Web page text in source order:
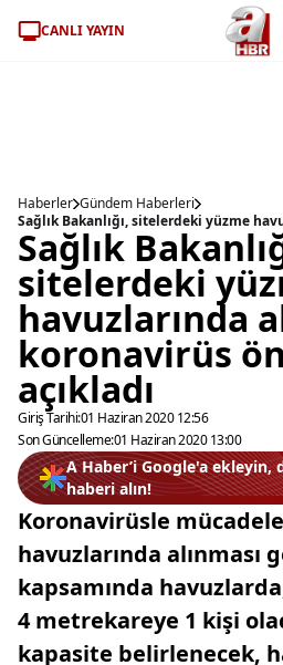
CANLI YAYIN
Haberler Gündem Haberleri
Sağlık
sitelerdeki
havuzlarında
koronavirüs
açıkladı
Giriş Tarihi:01 Haziran 2020 12:56
Son Güncelleme:01 Haziran 2020 13:00
A Haber’i Google'a
haberi alın!
Koronavirüsle
havuzlarında
kapsamında
4 metrekareye 1 kişi
kapasite belirlenecek,